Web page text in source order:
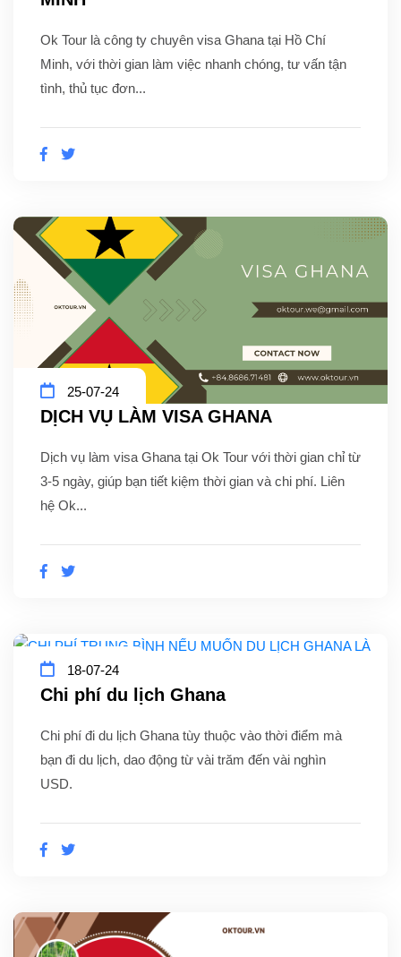
Ok Tour là công ty chuyên visa Ghana tại Hồ Chí
Minh, với thời gian làm việc nhanh chóng, tư vấn tận
tình, thủ tục đơn...
25-07-24
DỊCH VỤ LÀM VISA GHANA
Dịch vụ làm visa Ghana tại Ok Tour với thời gian chỉ từ
3-5 ngày, giúp bạn tiết kiệm thời gian và chi phí. Liên
hệ Ok...
18-07-24
Chi phí du lịch Ghana
Chi phí đi du lịch Ghana tùy thuộc vào thời điểm mà
bạn đi du lịch, dao động từ vài trăm đến vài nghìn
USD.